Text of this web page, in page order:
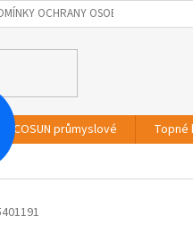
OCHRANY OSOBNÍCH ÚDAJŮ
ECOSUN průmyslové Topné